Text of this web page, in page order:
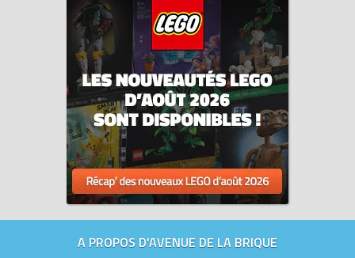
A PROPOS D'AVENUE DE LA BRIQUE